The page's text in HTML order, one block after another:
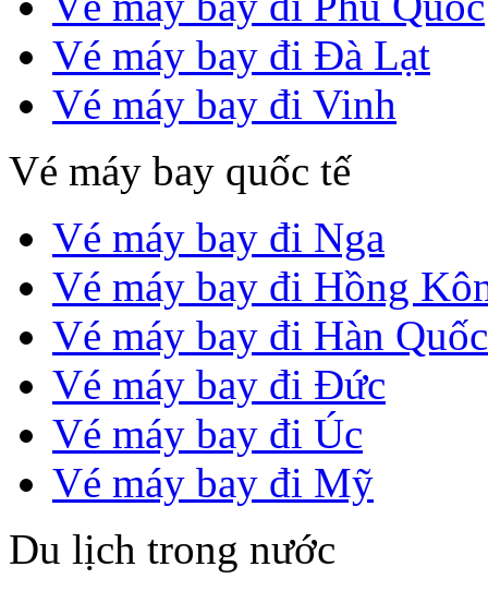
Vé máy bay đi Đà Lạt
Vé máy bay đi Vinh
Vé máy bay quốc tế
Vé máy bay đi Nga
Vé máy bay đi Hồng
Vé máy bay đi Hàn Quốc
Vé máy bay đi Đức
Vé máy bay đi Úc
Vé máy bay đi Mỹ
Du lịch trong nước